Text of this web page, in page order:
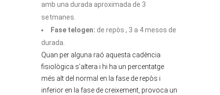
amb una durada aproximada de 3
setmanes.
Fase telogen: de repòs , 3 a 4 mesos de
durada.
Quan per alguna raó aquesta cadència
fisiològica s’altera i hi ha un percentatge
més alt del normal en la fase de repòs i
inferior en la fase de creixement, provoca un